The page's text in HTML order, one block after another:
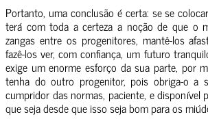
Portanto, uma conclusão é certa: se se
terá com toda a certeza a noção de que o
zangas entre os progenitores, mantê-los
fazê-los ver, com confiança, um futuro
exige um enorme esforço da sua parte, por
tenha do outro progenitor, pois obriga-o a
cumpridor das normas, paciente, e disponível
que seja desde que isso seja bom para os